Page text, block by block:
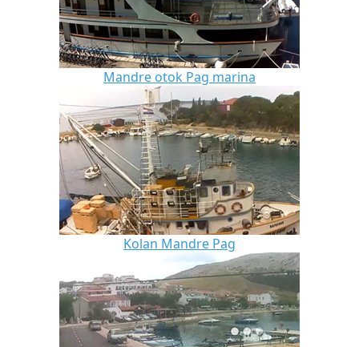
Mandre otok Pag marina
Kolan Mandre Pag